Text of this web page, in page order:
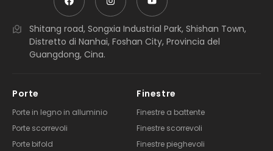
Shitang road, Songxia Industrial Park, Shishan Town,
Distretto di Nanhai, Foshan City, Provincia del
Guangdong, Cina.
Porte
Porte in legno in alluminio
Porte scorrevoli
Porte bifold
Finestre
Finestre a battente
Finestre scorrevoli
Finestre pieghevoli